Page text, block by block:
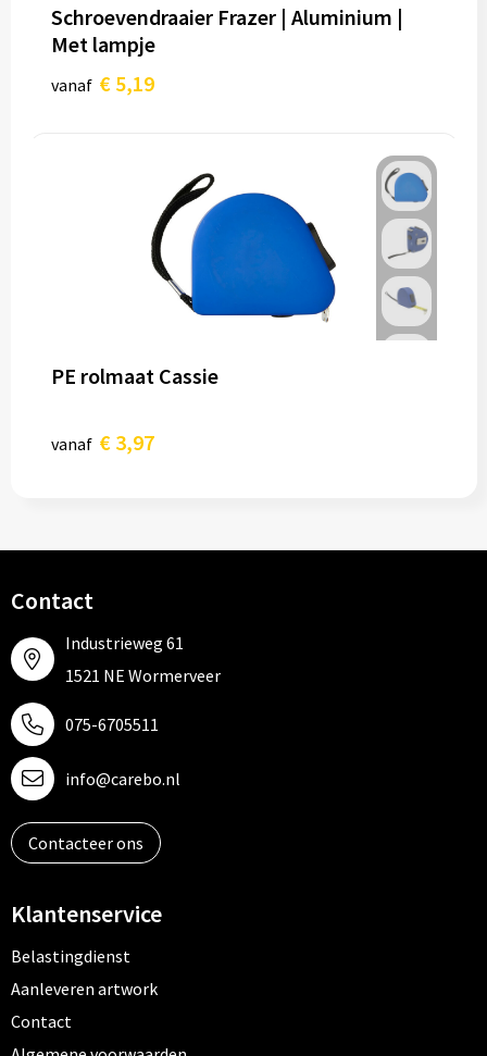
Schroevendraaier Frazer | Aluminium |
Met lampje
vanaf € 5,19
PE rolmaat Cassie
vanaf € 3,97
Contact
Industrieweg 61
1521 NE Wormerveer
075-6705511
info@carebo.nl
Contacteer ons
Klantenservice
Belastingdienst
Aanleveren artwork
Contact